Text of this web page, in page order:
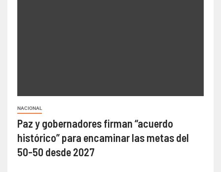
NACIONAL
Paz y gobernadores firman “acuerdo
histórico” para encaminar las metas del
50-50 desde 2027